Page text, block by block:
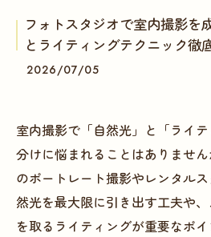
フォトスタジオで室内撮影を
とライティングテクニック徹
2026/07/05
室内撮影で「自然光」と「ライ
分けに悩まれることはありませ
のポートレート撮影やレンタル
然光を最大限に引き出す工夫や
を取るライティングが重要なポ